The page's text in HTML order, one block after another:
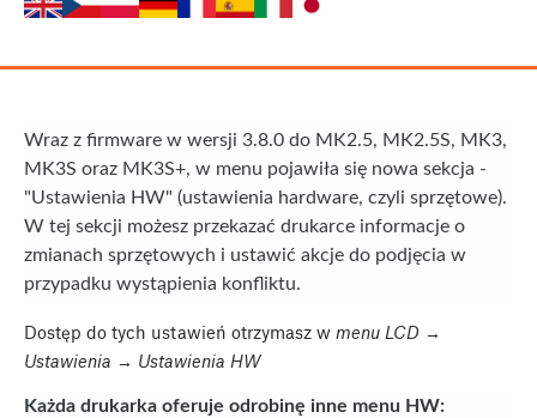
Wraz z firmware w wersji 3.8.0 do MK2.5, MK2.5S, MK3,
MK3S oraz MK3S+, w menu pojawiła się nowa sekcja -
"Ustawienia HW" (ustawienia hardware, czyli sprzętowe).
W tej sekcji możesz przekazać drukarce informacje o
zmianach sprzętowych i ustawić akcje do podjęcia w
przypadku wystąpienia konfliktu.
Dostęp do tych ustawień otrzymasz w menu LCD →
Ustawienia → Ustawienia HW
Każda drukarka oferuje odrobinę inne menu HW: